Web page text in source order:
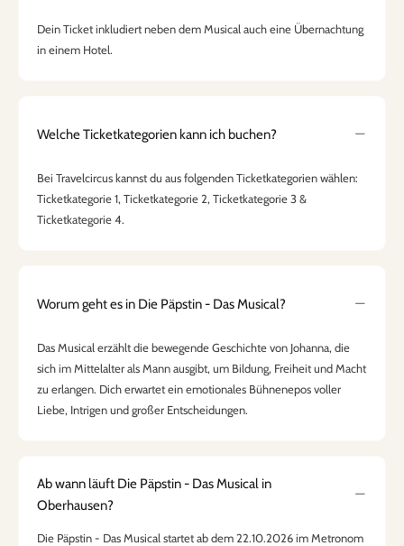
Dein Ticket inkludiert neben dem Musical auch eine Übernachtung
in einem Hotel.
Welche Ticketkategorien kann ich buchen?
Bei Travelcircus kannst du aus folgenden Ticketkategorien wählen:
Ticketkategorie 1, Ticketkategorie 2, Ticketkategorie 3 &
Ticketkategorie 4.
Worum geht es in Die Päpstin - Das Musical?
Das Musical erzählt die bewegende Geschichte von Johanna, die
sich im Mittelalter als Mann ausgibt, um Bildung, Freiheit und Macht
zu erlangen. Dich erwartet ein emotionales Bühnenepos voller
Liebe, Intrigen und großer Entscheidungen.
Ab wann läuft Die Päpstin - Das Musical in
Oberhausen?
Die Päpstin - Das Musical startet ab dem 22.10.2026 im Metronom